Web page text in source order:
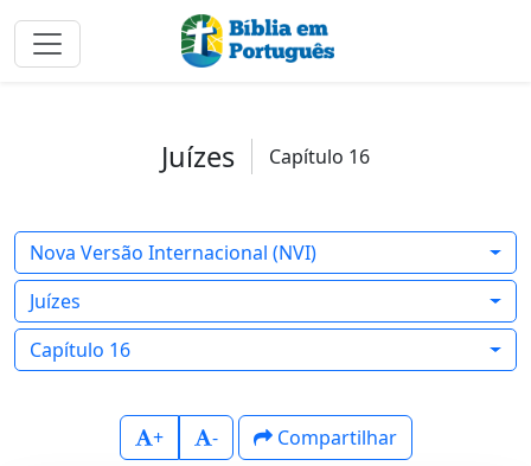
Juízes Capítulo 16
Nova Versão Internacional (NVI)
Juízes
Capítulo 16
+ - Compartilhar